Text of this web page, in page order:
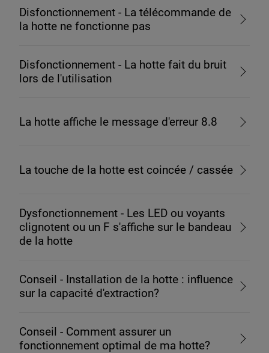
Disfonctionnement - La télécommande de
la hotte ne fonctionne pas
Disfonctionnement - La hotte fait du bruit
lors de l'utilisation
La hotte affiche le message d'erreur 8.8
La touche de la hotte est coincée / cassée
Dysfonctionnement - Les LED ou voyants
clignotent ou un F s'affiche sur le bandeau
de la hotte
Conseil - Installation de la hotte : influence
sur la capacité d'extraction?
Conseil - Comment assurer un
fonctionnement optimal de ma hotte?